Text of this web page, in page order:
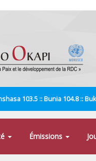
103.5 :: Bunia 104.8 ::
Émissions